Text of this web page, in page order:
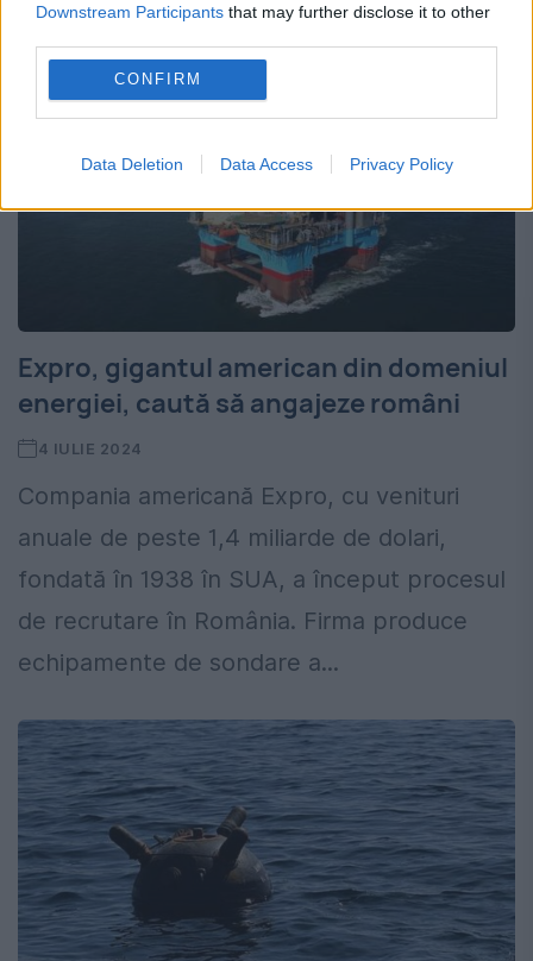
Downstream Participants that may further disclose it to other
CONFIRM
Data Deletion Data Access Privacy Policy
Expro, gigantul american din domeniul
energiei, caută să angajeze români
4 IULIE 2024
Compania americană Expro, cu venituri
anuale de peste 1,4 miliarde de dolari,
fondată în 1938 în SUA, a început procesul
de recrutare în România. Firma produce
echipamente de sondare a...